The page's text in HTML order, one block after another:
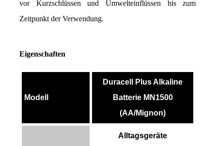
vor Kurzschlüssen und Umwelteinflüssen bis zum
Zeitpunkt der Verwendung.
Eigenschaften
Modell
Duracell Plus Alkaline
Batterie MN1500
(AA/Mignon)
Alltagsgeräte